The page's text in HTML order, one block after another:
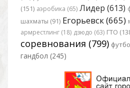
(151) аэробика (65) Лидер (613)
шахматы (91) Егорьевск (665)
армрестлинг (18) дзюдо (63) ГТО
соревнования (799)
гандбол (245)